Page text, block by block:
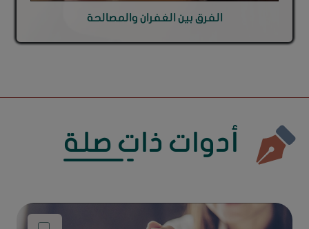
الفرق بين الغفران والمصالحة
أدوات ذات صلة